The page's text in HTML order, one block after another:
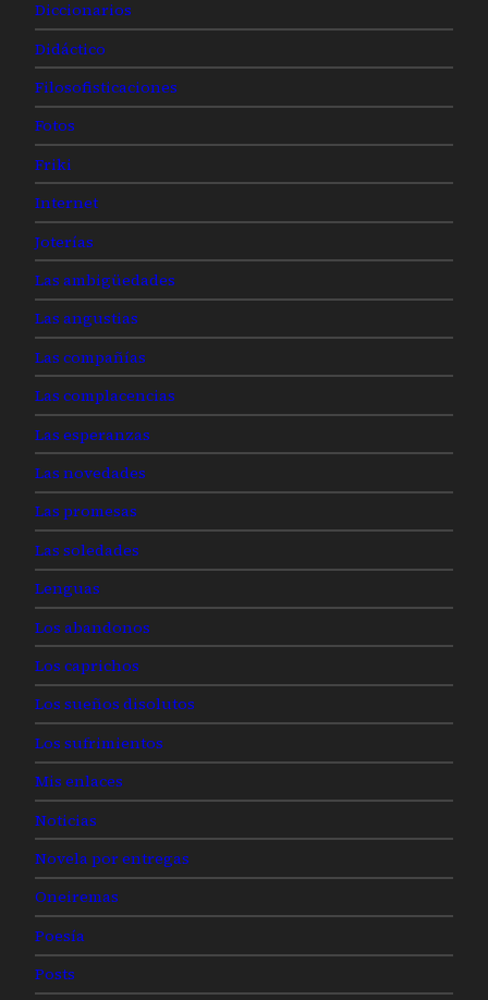
Diccionarios
Didáctico
Filosofisticaciones
Fotos
Friki
Internet
Joterías
Las ambigüedades
Las angustias
Las compañías
Las complacencias
Las esperanzas
Las novedades
Las promesas
Las soledades
Lenguas
Los abandonos
Los caprichos
Los sueños disolutos
Los sufrimientos
Mis enlaces
Noticias
Novela por entregas
Oneiremas
Poesía
Posts